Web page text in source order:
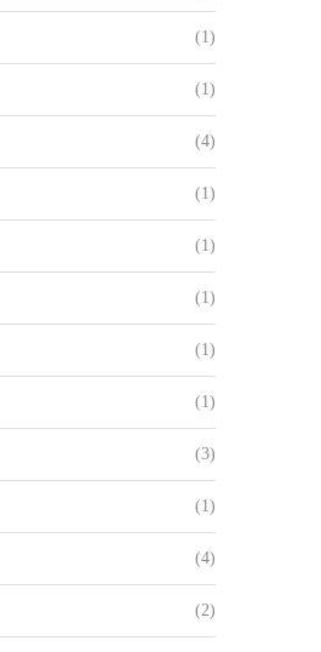
(1)
(1)
(4)
(1)
(1)
(1)
(1)
(1)
(3)
(1)
(4)
(2)